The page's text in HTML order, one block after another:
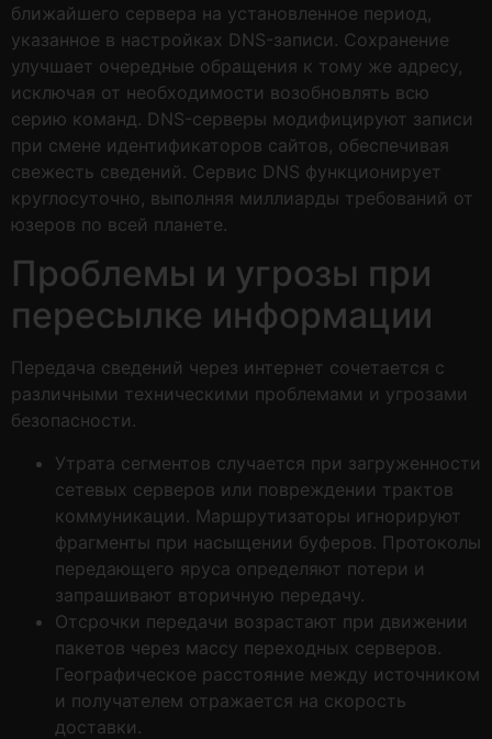
ближайшего сервера на установленное период,
указанное в настройках DNS-записи. Сохранение
улучшает очередные обращения к тому же адресу,
исключая от необходимости возобновлять всю
серию команд. DNS-серверы модифицируют записи
при смене идентификаторов сайтов, обеспечивая
свежесть сведений. Сервис DNS функционирует
круглосуточно, выполняя миллиарды требований от
юзеров по всей планете.
Проблемы и угрозы при
пересылке информации
Передача сведений через интернет сочетается с
различными техническими проблемами и угрозами
безопасности.
Утрата сегментов случается при загруженности
сетевых серверов или повреждении трактов
коммуникации. Маршрутизаторы игнорируют
фрагменты при насыщении буферов. Протоколы
передающего яруса определяют потери и
запрашивают вторичную передачу.
Отсрочки передачи возрастают при движении
пакетов через массу переходных серверов.
Географическое расстояние между источником
и получателем отражается на скорость
доставки.